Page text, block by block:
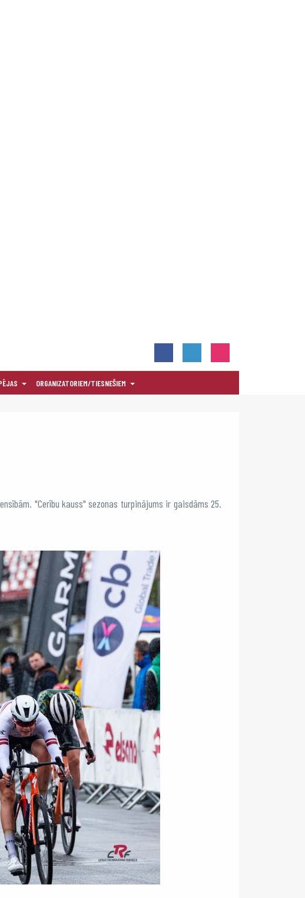
ORGANIZATORIEM/TIESNEŠIEM
"Cerību kauss" sezonas turpinājums ir gaisdāms 25.